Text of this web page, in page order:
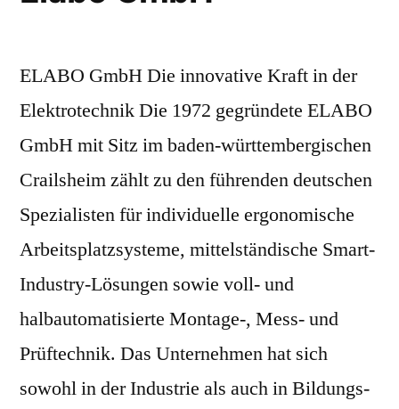
ELABO GmbH Die innovative Kraft in der
Elektrotechnik Die 1972 gegründete ELABO
GmbH mit Sitz im baden-württembergischen
Crailsheim zählt zu den führenden deutschen
Spezialisten für individuelle ergonomische
Arbeitsplatzsysteme, mittelständische Smart-
Industry-Lösungen sowie voll- und
halbautomatisierte Montage-, Mess- und
Prüftechnik. Das Unternehmen hat sich
sowohl in der Industrie als auch in Bildungs-